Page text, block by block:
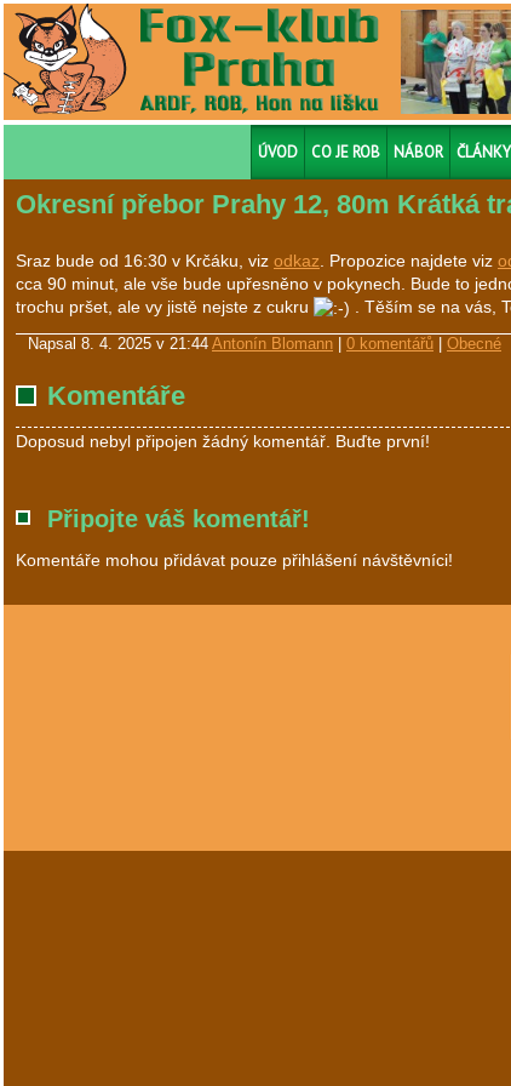
ÚVOD CO JE ROB NÁBOR ČLÁNKY
Okresní přebor Prahy 12, 80m Krátká
Sraz bude od 16:30 v Krčáku, viz odkaz. Propozice najdete viz
cca 90 minut, ale vše bude upřesněno v pokynech. Bude to
trochu pršet, ale vy jistě nejste z cukru
. Těším se na vás,
Napsal 8. 4. 2025 v 21:44 Antonín Blomann 0 komentářů Obecné
Komentáře
Doposud nebyl připojen žádný komentář. Buďte první!
Připojte váš komentář!
Komentáře mohou přidávat pouze přihlášení návštěvníci!